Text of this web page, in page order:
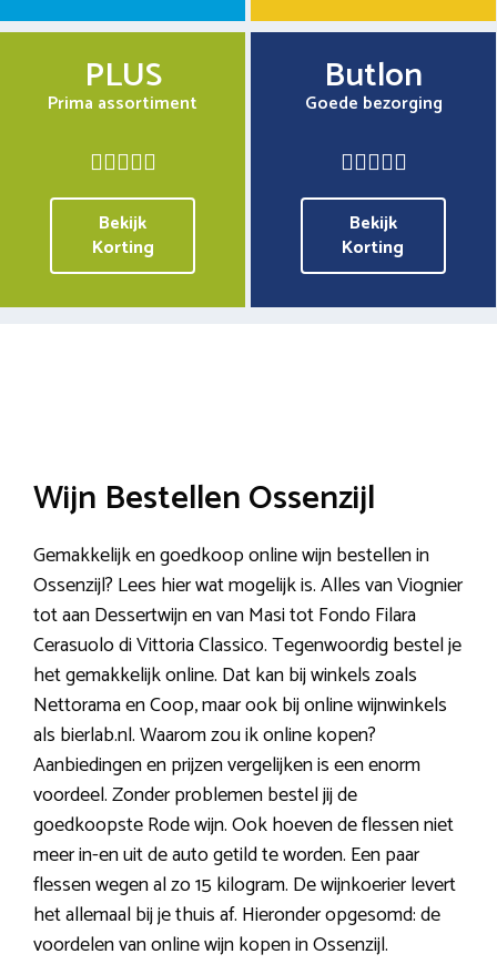
PLUS
Prima assortiment
Bekijk
Korting
Butlon
Goede bezorging
Bekijk
Korting
Wijn Bestellen Ossenzijl
Gemakkelijk en goedkoop online wijn bestellen in
Ossenzijl? Lees hier wat mogelijk is. Alles van Viognier
tot aan Dessertwijn en van Masi tot Fondo Filara
Cerasuolo di Vittoria Classico. Tegenwoordig bestel je
het gemakkelijk online. Dat kan bij winkels zoals
Nettorama en Coop, maar ook bij online wijnwinkels
als bierlab.nl. Waarom zou ik online kopen?
Aanbiedingen en prijzen vergelijken is een enorm
voordeel. Zonder problemen bestel jij de
goedkoopste Rode wijn. Ook hoeven de flessen niet
meer in-en uit de auto getild te worden. Een paar
flessen wegen al zo 15 kilogram. De wijnkoerier levert
het allemaal bij je thuis af. Hieronder opgesomd: de
voordelen van online wijn kopen in Ossenzijl.